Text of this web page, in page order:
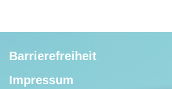
Barrierefreiheit
Impressum